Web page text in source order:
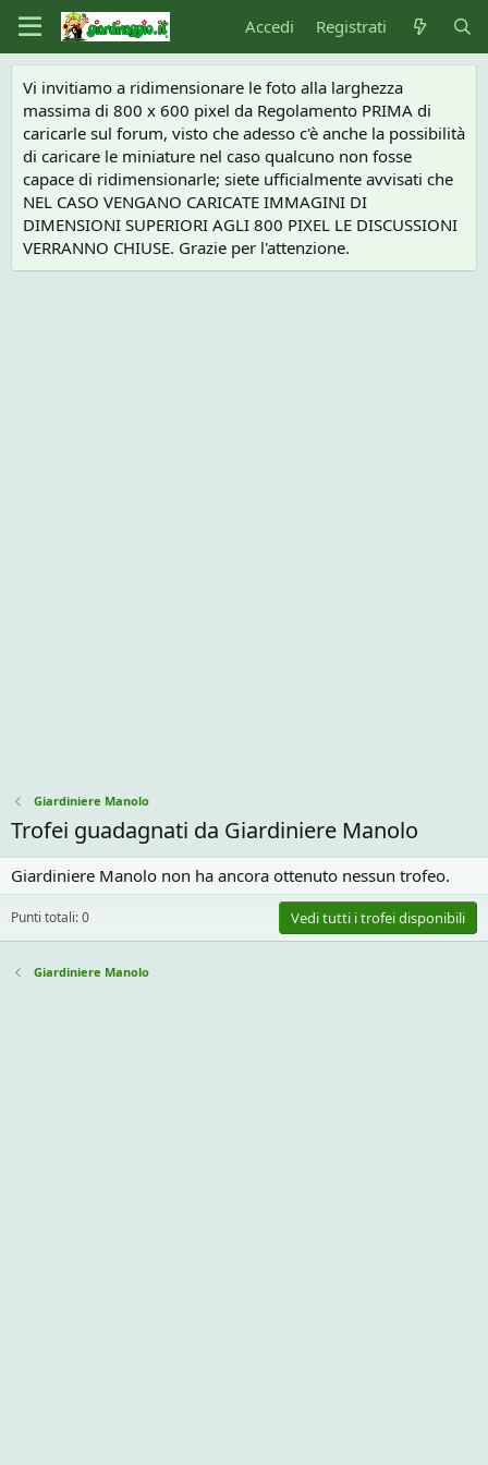
Accedi Registrati
Vi invitiamo a ridimensionare le foto alla larghezza
massima di 800 x 600 pixel da Regolamento PRIMA di
caricarle sul forum, visto che adesso c'è anche la possibilità
di caricare le miniature nel caso qualcuno non fosse
capace di ridimensionarle; siete ufficialmente avvisati che
NEL CASO VENGANO CARICATE IMMAGINI DI
DIMENSIONI SUPERIORI AGLI 800 PIXEL LE DISCUSSIONI
VERRANNO CHIUSE. Grazie per l'attenzione.
Giardiniere Manolo
Trofei guadagnati da Giardiniere Manolo
Giardiniere Manolo non ha ancora ottenuto nessun trofeo.
Punti totali: 0 Vedi tutti i trofei disponibili
Giardiniere Manolo